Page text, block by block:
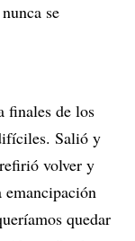
se
finales de los
Salió y
volver y
quedar